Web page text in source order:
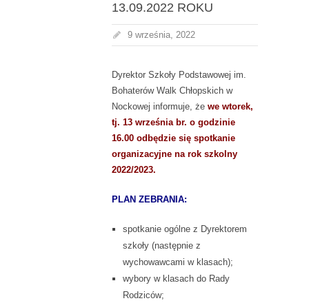
13.09.2022 ROKU
9 września, 2022
Dyrektor Szkoły Podstawowej im.
Bohaterów Walk Chłopskich w
Nockowej informuje, że we wtorek,
tj. 13 września br. o godzinie
16.00 odbędzie się spotkanie
organizacyjne na rok szkolny
2022/2023.
PLAN ZEBRANIA:
spotkanie ogólne z Dyrektorem
szkoły (następnie z
wychowawcami w klasach);
wybory w klasach do Rady
Rodziców;